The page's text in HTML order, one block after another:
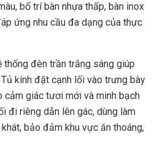
bố trí bàn nhựa thấp, bàn inox
ứng nhu cầu đa dạng của thực
thống đèn trần trắng sáng giúp
kính đặt cạnh lối vào trưng bày
cảm giác tươi mới và minh bạch
đi riêng dẫn lên gác, dùng làm
bảo đảm khu vực ăn thoáng,